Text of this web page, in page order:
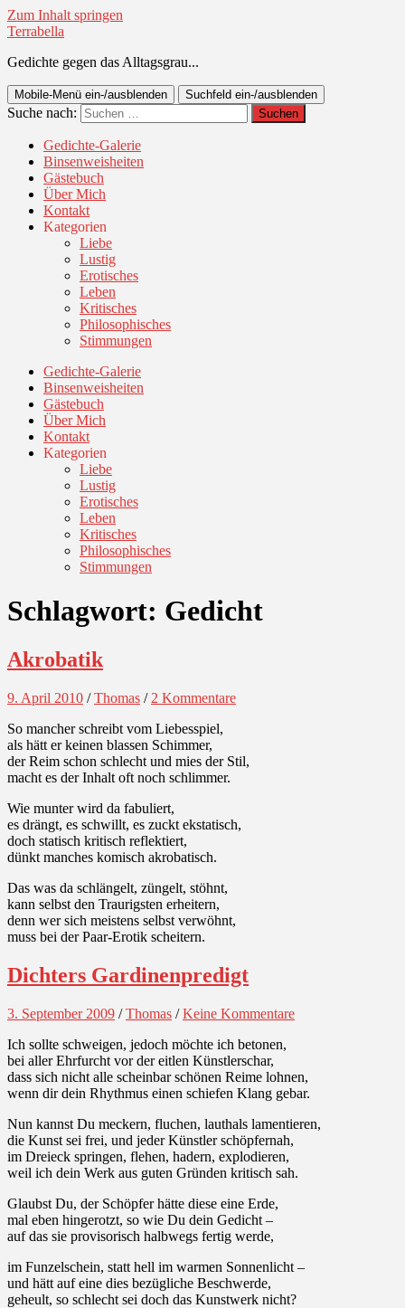
Zum Inhalt springen
Terrabella
Gedichte gegen das Alltagsgrau...
Mobile-Menü ein-/ausblenden Suchfeld ein-/ausblenden
Suche nach:
Gedichte-Galerie
Binsenweisheiten
Gästebuch
Über Mich
Kontakt
Kategorien
Liebe
Lustig
Erotisches
Leben
Kritisches
Philosophisches
Stimmungen
Gedichte-Galerie
Binsenweisheiten
Gästebuch
Über Mich
Kontakt
Kategorien
Liebe
Lustig
Erotisches
Leben
Kritisches
Philosophisches
Stimmungen
Schlagwort: Gedicht
Akrobatik
9. April 2010 /Thomas / 2 Kommentare
So mancher schreibt vom Liebesspiel,
als hätt er keinen blassen Schimmer,
der Reim schon schlecht und mies der Stil,
macht es der Inhalt oft noch schlimmer.
Wie munter wird da fabuliert,
es drängt, es schwillt, es zuckt ekstatisch,
doch statisch kritisch reflektiert,
dünkt manches komisch akrobatisch.
Das was da schlängelt, züngelt, stöhnt,
kann selbst den Traurigsten erheitern,
denn wer sich meistens selbst verwöhnt,
muss bei der Paar-Erotik scheitern.
Dichters Gardinenpredigt
3. September 2009 /Thomas /Keine Kommentare
Ich sollte schweigen, jedoch möchte ich betonen,
bei aller Ehrfurcht vor der eitlen Künstlerschar,
dass sich nicht alle scheinbar schönen Reime lohnen,
wenn dir dein Rhythmus einen schiefen Klang gebar.
Nun kannst Du meckern, fluchen, lauthals lamentieren,
die Kunst sei frei, und jeder Künstler schöpfernah,
im Dreieck springen, flehen, hadern, explodieren,
weil ich dein Werk aus guten Gründen kritisch sah.
Glaubst Du, der Schöpfer hätte diese eine Erde,
mal eben hingerotzt, so wie Du dein Gedicht –
auf das sie provisorisch halbwegs fertig werde,
im Funzelschein, statt hell im warmen Sonnenlicht –
und hätt auf eine dies bezügliche Beschwerde,
geheult, so schlecht sei doch das Kunstwerk nicht?